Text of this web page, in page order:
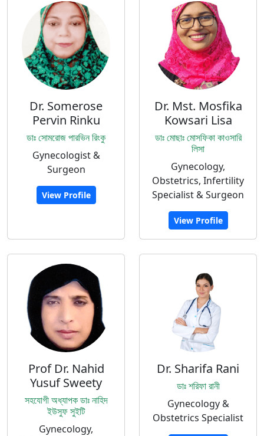
Dr. Somerose
Pervin Rinku
ডাঃ সোমরোজ পারভিন রিংকু
Gynecologist &
Surgeon
View Profile
Dr. Mst. Mosfika
Kowsari Lisa
ডাঃ মোছাঃ মোসফিকা কাওসারি
লিসা
Gynecology,
Obstetrics, Infertility
Specialist & Surgeon
View Profile
Prof Dr. Nahid
Yusuf Sweety
সহযোগী অধ্যাপক ডাঃ নাহিদ
ইউসুফ সুইটি
Gynecology,
Dr. Sharifa Rani
ডাঃ শরিফা রানী
Gynecology &
Obstetrics Specialist